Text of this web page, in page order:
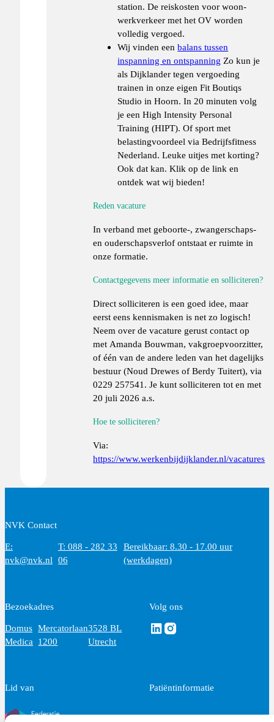
station. De reiskosten voor woon-
werkverkeer met het OV worden
volledig vergoed.
Wij vinden eenbalans tussen
inspanning en ontspanning Zo kun je
als Dijklander tegen vergoeding
trainen in onze eigen Fit Boutiqs
Studio in Hoorn. In 20 minuten volg
je een High Intensity Personal
Training (HIPT). Of sport met
belastingvoordeel via Bedrijfsfitness
Nederland. Leuke uitjes met korting?
Ook dat kan. Klik op de link en
ontdek wat wij bieden!
Reden vacature
In verband met geboorte-, zwangerschaps-
en ouderschapsverlof ontstaat er ruimte in
onze formatie.
Contactgegevens meer informatie en solliciteren?
Direct solliciteren is een goed idee, maar
eerst eens kennismaken is net zo logisch!
Neem over de vacature gerust contact op
met Amanda Bouwman, vakgroepvoorzitter,
of één van de andere leden van het dagelijks
bestuur (Noud Drewes of Berdy Tuitert), via
0229 257541. Je kunt solliciteren tot en met
20 juli 2026 a.s.
Hoe te solliciteren?
Via:
https://www.werkenbijdijklander.nl/vacatures
NVK Contact
E:
nvk@nvk.nl
T: 088 - 282 33
06
Bereikbaar: 8.30 - 17.00 uur
(werkdagen)
Bezoekadres
Domus
Medica
Mercatorlaan
1200
3528 BL
Utrecht
Volg ons
Volg ons via Linkedin
Volg ons via Instagram
Lid van Patiëntinformatie